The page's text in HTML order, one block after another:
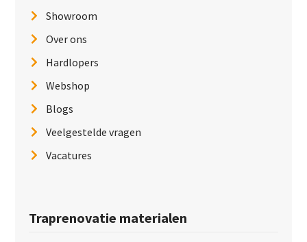
Showroom
Over ons
Hardlopers
Webshop
Blogs
Veelgestelde vragen
Vacatures
Traprenovatie materialen